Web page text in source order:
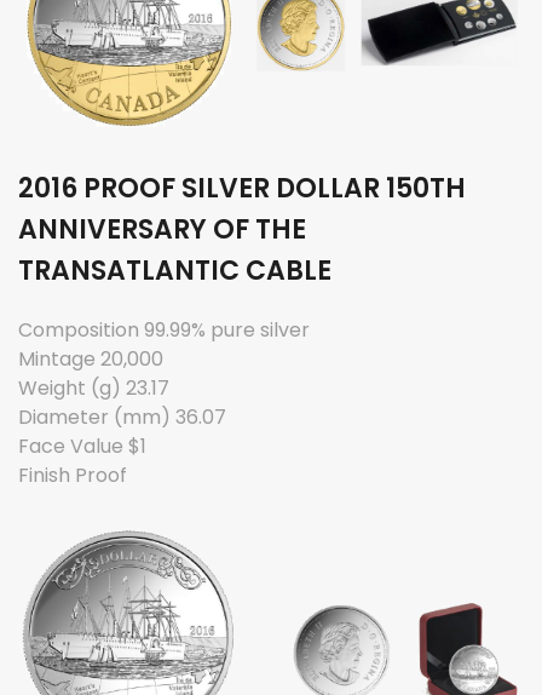
2016 PROOF SILVER DOLLAR 150TH
ANNIVERSARY OF THE
TRANSATLANTIC CABLE
Composition 99.99% pure silver
Mintage 20,000
Weight (g) 23.17
Diameter (mm) 36.07
Face Value $1
Finish Proof